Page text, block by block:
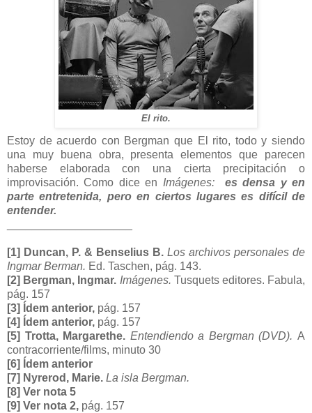
El rito.
Estoy de acuerdo con Bergman que El rito, todo y siendo
una muy buena obra, presenta elementos que parecen
haberse elaborada con una cierta precipitación o
improvisación. Como dice en Imágenes: es densa y en
parte entretenida, pero en ciertos lugares es difícil de
entender.
[1] Duncan, P. & Benselius B. Los archivos personales de
Ingmar Berman. Ed. Taschen, pág. 143.
[2] Bergman, Ingmar. Imágenes. Tusquets editores. Fabula,
pág. 157
[3] Ídem anterior, pág. 157
[4] Ídem anterior, pág. 157
[5] Trotta, Margarethe. Entendiendo a Bergman (DVD).A
contracorriente/films, minuto 30
[6] Ídem anterior
[7] Nyrerod, Marie. La isla Bergman.
[8] Ver nota 5
[9] Ver nota 2, pág. 157